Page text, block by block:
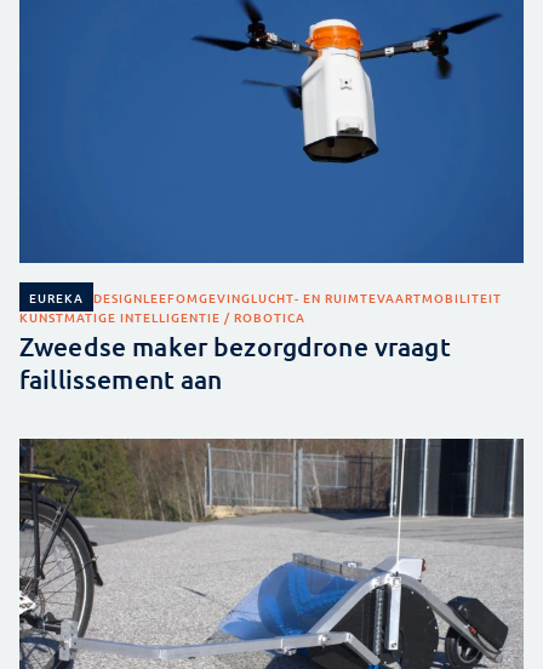
EUREKA DESIGNLEEFOMGEVINGLUCHT- EN RUIMTEVAARTMOBILITEIT
KUNSTMATIGE INTELLIGENTIE / ROBOTICA
Zweedse maker bezorgdrone vraagt
faillissement aan